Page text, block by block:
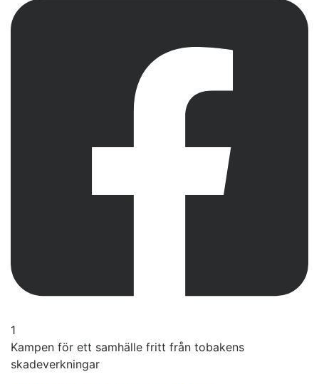
1
Kampen för ett samhälle fritt från tobakens
skadeverkningar